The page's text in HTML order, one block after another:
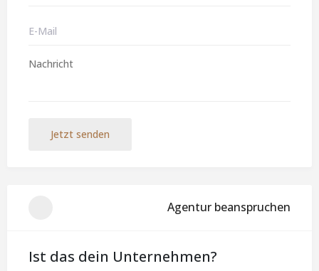
Jetzt senden
Agentur beanspruchen
Ist das dein Unternehmen?